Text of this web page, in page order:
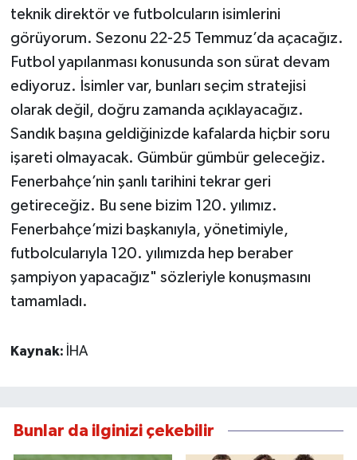
teknik direktör ve futbolcuların isimlerini
görüyorum. Sezonu 22-25 Temmuz’da açacağız.
Futbol yapılanması konusunda son sürat devam
ediyoruz. İsimler var, bunları seçim stratejisi
olarak değil, doğru zamanda açıklayacağız.
Sandık başına geldiğinizde kafalarda hiçbir soru
işareti olmayacak. Gümbür gümbür geleceğiz.
Fenerbahçe’nin şanlı tarihini tekrar geri
getireceğiz. Bu sene bizim 120. yılımız.
Fenerbahçe’mizi başkanıyla, yönetimiyle,
futbolcularıyla 120. yılımızda hep beraber
şampiyon yapacağız" sözleriyle konuşmasını
tamamladı.
Kaynak: İHA
Bunlar da ilginizi çekebilir